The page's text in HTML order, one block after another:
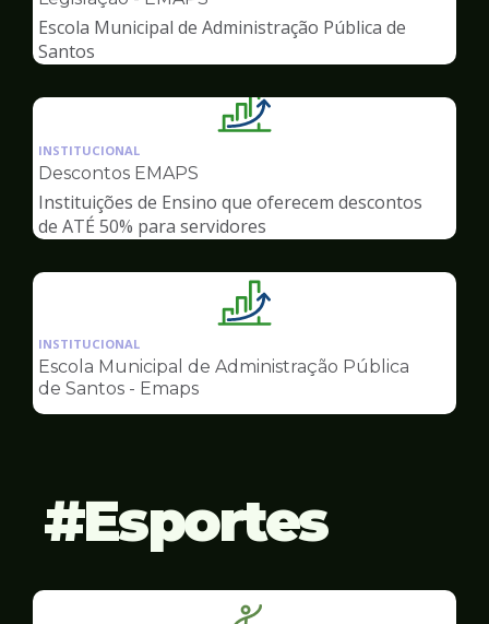
de
Gestão
Escola Municipal de Administração Pública de
Santos
Ilustração
Gestão
INSTITUCIONAL
Descontos EMAPS
Instituições de Ensino que oferecem descontos
de ATÉ 50% para servidores
Ilustração
pagina
Gestão
INSTITUCIONAL
Escola Municipal de Administração Pública
de Santos - Emaps
Esportes